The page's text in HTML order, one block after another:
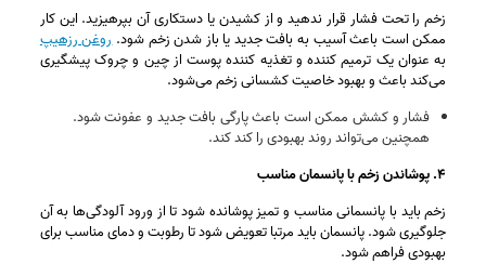
زخم را تحت فشار قرار ندهید و از کشیدن یا دستکاری آن بپرهیزید. این کار
ممکن است باعث آسیب به بافت جدید یا باز شدن زخم شود.روغن رزهیپ
به عنوان یک ترمیم‌ کننده و تغذیه‌ کننده پوست از چین‌ و چروک پیشگیری
می‌کند باعث و بهبود خاصیت کشسانی زخم می‌شود.
فشار و کشش ممکن است باعث پارگی بافت جدید و عفونت شود.
همچنین می‌تواند روند بهبودی را کند کند.
۴. پوشاندن زخم با پانسمان مناسب
زخم باید با پانسمانی مناسب و تمیز پوشانده شود تا از ورود آلودگی‌ها به آن
جلوگیری شود. پانسمان باید مرتبا تعویض شود تا رطوبت و دمای مناسب برای
بهبودی فراهم شود.